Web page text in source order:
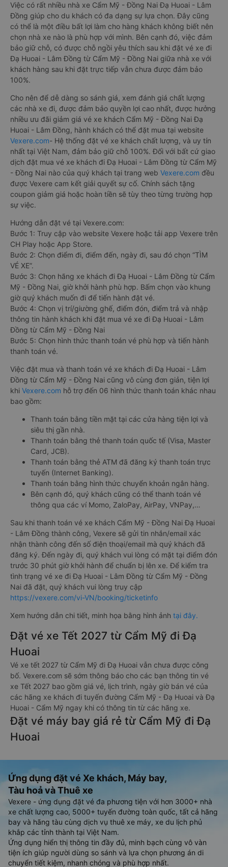
Việc có rất nhiều nhà xe Cẩm Mỹ - Đồng Nai Đạ Huoai - Lâm
Đồng giúp cho du khách có đa dạng sự lựa chọn. Đây cũng
có thể là một điều bất lợi làm cho hàng khách không biết nên
chọn nhà xe nào là phù hợp với mình. Bên cạnh đó, việc đảm
bảo giữ chỗ, có được chỗ ngồi yêu thích sau khi đặt vé xe đi
Đạ Huoai - Lâm Đồng từ Cẩm Mỹ - Đồng Nai giữa nhà xe với
khách hàng sau khi đặt trực tiếp vẫn chưa được đảm bảo
100%.
Cho nên để dễ dàng so sánh giá, xem đánh giá chất lượng
các nhà xe đi, được đảm bảo quyền lợi cao nhất, được hưởng
nhiều ưu đãi giảm giá vé xe khách Cẩm Mỹ - Đồng Nai Đạ
Huoai - Lâm Đồng, hành khách có thể đặt mua tại website
Vexere.com- Hệ thống đặt vé xe khách chất lượng, và uy tín
nhất tại Việt Nam, đảm bảo giữ chỗ 100%. Đối với bất cứ giao
dịch đặt mua vé xe khách đi Đạ Huoai - Lâm Đồng từ Cẩm Mỹ
- Đồng Nai nào của quý khách tại trang web Vexere.com đều
được Vexere cam kết giải quyết sự cố. Chính sách tặng
coupon giảm giá hoặc hoàn tiền sẽ tùy theo từng trường hợp
sự việc.
Hướng dẫn đặt vé tại Vexere.com:
Bước 1: Truy cập vào website Vexere hoặc tải app Vexere trên
CH Play hoặc App Store.
Bước 2: Chọn điểm đi, điểm đến, ngày đi, sau đó chọn “TÌM
VÉ XE”.
Bước 3: Chọn hãng xe khách đi Đạ Huoai - Lâm Đồng từ Cẩm
Mỹ - Đồng Nai, giờ khởi hành phù hợp. Bấm chọn vào khung
giờ quý khách muốn đi để tiến hành đặt vé.
Bước 4: Chọn vị trí/giường ghế, điểm đón, điểm trả và nhập
thông tin hành khách khi đặt mua vé xe đi Đạ Huoai - Lâm
Đồng từ Cẩm Mỹ - Đồng Nai
Bước 5: Chọn hình thức thanh toán vé phù hợp và tiến hành
thanh toán vé.
Việc đặt mua và thanh toán vé xe khách đi Đạ Huoai - Lâm
Đồng từ Cẩm Mỹ - Đồng Nai cũng vô cùng đơn giản, tiện lợi
khi Vexere.com hỗ trợ đến 06 hình thức thanh toán khác nhau
bao gồm:
Thanh toán bằng tiền mặt tại các cửa hàng tiện lợi và
siêu thị gần nhà.
Thanh toán bằng thẻ thanh toán quốc tế (Visa, Master
Card, JCB).
Thanh toán bằng thẻ ATM đã đăng ký thanh toán trực
tuyến (Internet Banking).
Thanh toán bằng hình thức chuyển khoản ngân hàng.
Bên cạnh đó, quý khách cũng có thể thanh toán vé
thông qua các ví Momo, ZaloPay, AirPay, VNPay,…
Sau khi thanh toán vé xe khách Cẩm Mỹ - Đồng Nai Đạ Huoai
- Lâm Đồng thành công, Vexere sẽ gửi tin nhắn/email xác
nhận thành công đến số điện thoại/email mà quý khách đã
đăng ký. Đến ngày đi, quý khách vui lòng có mặt tại điểm đón
trước 30 phút giờ khởi hành để chuẩn bị lên xe. Để kiểm tra
tình trạng vé xe đi Đạ Huoai - Lâm Đồng từ Cẩm Mỹ - Đồng
Nai đã đặt, quý khách vui lòng truy cập
https://vexere.com/vi-VN/booking/ticketinfo
Xem hướng dẫn chi tiết, minh họa bằng hình ảnh tại đây.
Đặt vé xe Tết 2027 từ Cẩm Mỹ đi Đạ
Huoai
Vé xe tết 2027 từ Cẩm Mỹ đi Đạ Huoai vẫn chưa được công
bố. Vexere.com sẽ sớm thông báo cho các bạn thông tin vé
xe Tết 2027 bao gồm giá vé, lịch trình, ngày giờ bán vé của
các hãng xe khách đi tuyến đường Cẩm Mỹ - Đạ Huoai và Đạ
Huoai - Cẩm Mỹ ngay khi có thông tin từ các hãng xe.
Đặt vé máy bay giá rẻ từ Cẩm Mỹ đi Đạ
Huoai
Ứng dụng đặt vé Xe khách, Máy bay,
Tàu hoả và Thuê xe
Vexere - ứng dụng đặt vé đa phương tiện với hơn 3000+ nhà
xe chất lượng cao, 5000+ tuyến đường toàn quốc, tất cả hãng
bay và hãng tàu cùng dịch vụ thuê xe máy, xe du lịch phủ
khắp các tỉnh thành tại Việt Nam.
Ứng dụng hiển thị thông tin đầy đủ, minh bạch cùng vô vàn
tiện ích giúp người dùng so sánh và lựa chọn phương án di
chuyển tiết kiệm, nhanh chóng và phù hợp nhất.